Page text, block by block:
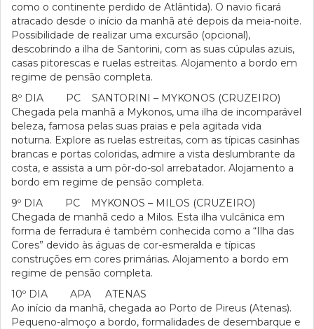
como o continente perdido de Atlântida). O navio ficará
atracado desde o início da manhã até depois da meia-noite.
Possibilidade de realizar uma excursão (opcional),
descobrindo a ilha de Santorini, com as suas cúpulas azuis,
casas pitorescas e ruelas estreitas. Alojamento a bordo em
regime de pensão completa.
8º DIA PC SANTORINI – MYKONOS (CRUZEIRO)
Chegada pela manhã a Mykonos, uma ilha de incomparável
beleza, famosa pelas suas praias e pela agitada vida
noturna. Explore as ruelas estreitas, com as típicas casinhas
brancas e portas coloridas, admire a vista deslumbrante da
costa, e assista a um pôr-do-sol arrebatador. Alojamento a
bordo em regime de pensão completa.
9º DIA PC MYKONOS – MILOS (CRUZEIRO)
Chegada de manhã cedo a Milos. Esta ilha vulcânica em
forma de ferradura é também conhecida como a “Ilha das
Cores” devido às águas de cor-esmeralda e típicas
construções em cores primárias. Alojamento a bordo em
regime de pensão completa.
10º DIA APA ATENAS
Ao início da manhã, chegada ao Porto de Pireus (Atenas).
Pequeno-almoço a bordo, formalidades de desembarque e